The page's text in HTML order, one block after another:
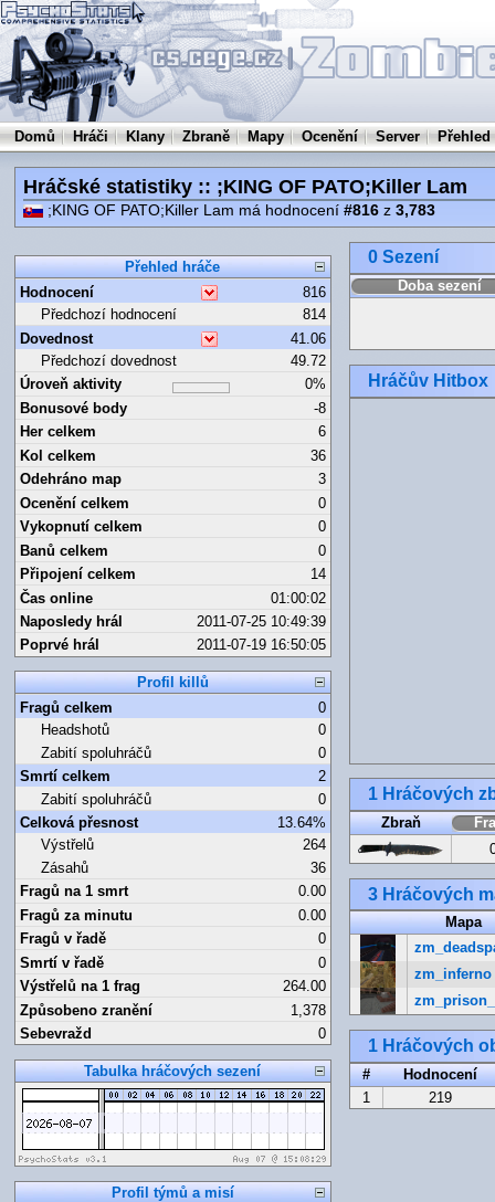
Domů Hráči Klany Zbraně Mapy Ocenění Server Přehled
Hráčské statistiky :: ;KING OF PATO;Killer Lam
;KING OF PATO;Killer Lam má hodnocení #816z 3,783
Přehled hráče
Hodnocení
816
Předchozí hodnocení
814
Dovednost
41.06
Předchozí dovednost
49.72
Úroveň aktivity
0%
Bonusové body
-8
Her celkem
6
Kol celkem
36
Odehráno map
3
Ocenění celkem
0
Vykopnutí celkem
0
Banů celkem
0
Připojení celkem
14
Čas online
01:00:02
Naposledy hrál
2011-07-25 10:49:39
Poprvé hrál
2011-07-19 16:50:05
Profil killů
Fragů celkem
0
Headshotů
0
Zabití spoluhráčů
0
Smrtí celkem
2
Zabití spoluhráčů
0
Celková přesnost
13.64%
Výstřelů
264
Zásahů
36
Fragů na 1 smrt
0.00
Fragů za minutu
0.00
Fragů v řadě
0
Smrtí v řadě
0
Výstřelů na 1 frag
264.00
Způsobeno zranění
1,378
Sebevražd
0
Tabulka hráčových sezení
Profil týmů a misí
0 Sezení
Doba sezení
Hráčův Hitbox
1 Hráčových
Zbraň
3 Hráčových
Mapa
zm_inferno
1 Hráčových
#
Hodnocení
1
219